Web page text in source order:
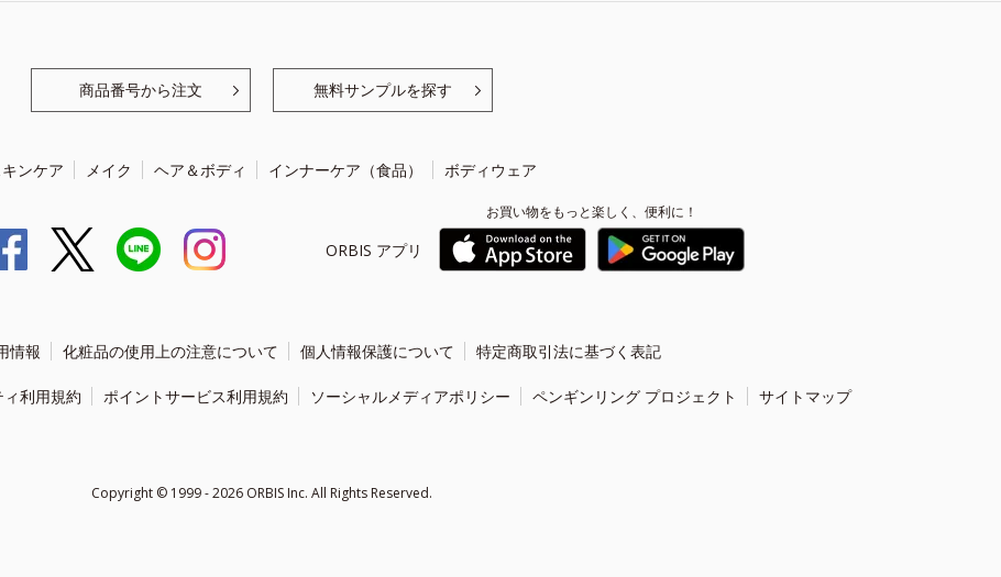
商品番号から注文 無料サンプルを探す
ンケア メイク ヘア＆ボディ インナーケア（食品） ボディウェア
ORBIS アプリ
お買い物をもっと楽しく、便利に！
情報 化粧品の使用上の注意について 個人情報保護について 特定商取引法に基づく表記
利用規約 ポイントサービス利用規約 ソーシャルメディアポリシー ペンギンリング プロジェクト サイトマップ
Copyright © 1999 - 2026 ORBIS Inc. All Rights Reserved.